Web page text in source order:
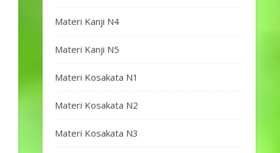
Materi Kanji N4
Materi Kanji N5
Materi Kosakata N1
Materi Kosakata N2
Materi Kosakata N3